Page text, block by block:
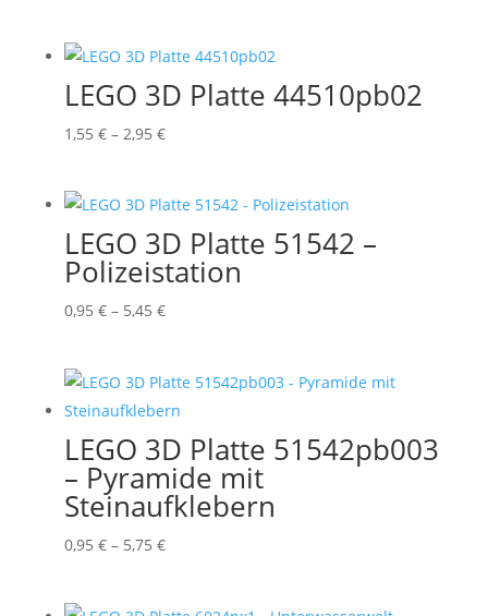
3,95 €
LEGO 3D Platte 44510pb02
1,55 € – 2,95 €Preisspanne:
2,95 €
LEGO 3D Platte 51542 –
Polizeistation
0,95 € – 5,45 €Preisspanne:
5,45 €
LEGO 3D Platte 51542pb003
– Pyramide mit
Steinaufklebern
0,95 € – 5,75 €Preisspanne: